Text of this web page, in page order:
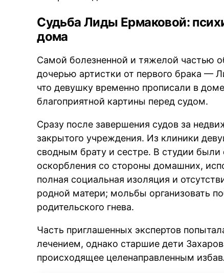
Судьба Лиды Ермаковой:
дома
Самой болезненной и тяжелой частью
дочерью артистки от первого брака —
что девушку временно прописали в
благоприятной картины перед судом.
Сразу после завершения судов за
закрытого учреждения. Из клиники
сводным брату и сестре. В студии
оскорбления со стороны домашних,
полная социальная изоляция и
родной матери; мольбы организовать
родительского гнева.
Часть приглашенных экспертов
лечением, однако старшие дети
происходящее целенаправленным